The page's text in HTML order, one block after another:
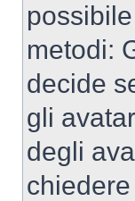
metodi:
decide
gli
degli